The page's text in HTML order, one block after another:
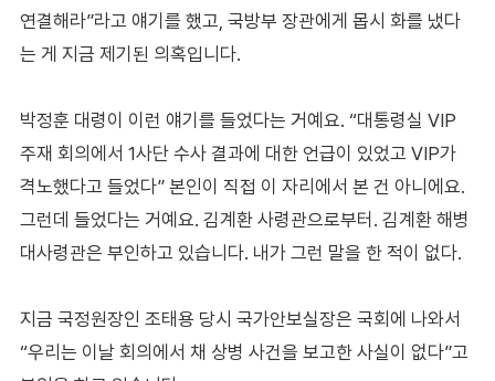
연결해라”라고 얘기를 했고, 국방부 장관에게 몹시 화를 냈다
는 게 지금 제기된 의혹입니다.
박정훈 대령이 이런 얘기를 들었다는 거예요. “대통령실 VIP
주재 회의에서 1사단 수사 결과에 대한 언급이 있었고 VIP가
격노했다고 들었다” 본인이 직접 이 자리에서 본 건 아니에요.
그런데 들었다는 거예요. 김계환 사령관으로부터. 김계환 해병
대사령관은 부인하고 있습니다. 내가 그런 말을 한 적이 없다.
지금 국정원장인 조태용 당시 국가안보실장은 국회에 나와서
“우리는 이날 회의에서 채 상병 사건을 보고한 사실이 없다”고